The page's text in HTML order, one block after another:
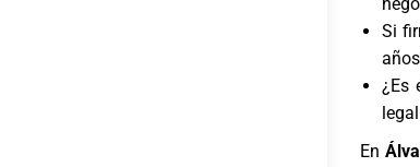
Si
¿Es
En